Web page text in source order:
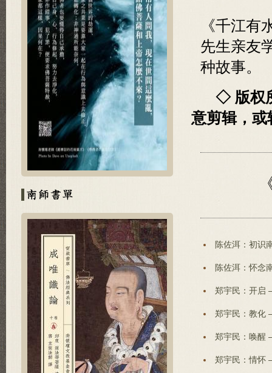
《千江有
先生亲友
种故事。
◇ 版权
意剪辑，或
陈佐洱：初识
陈佐洱：怀念
郑宇民：开启
郑宇民：教化
郑宇民：唤醒
郑宇民：情怀